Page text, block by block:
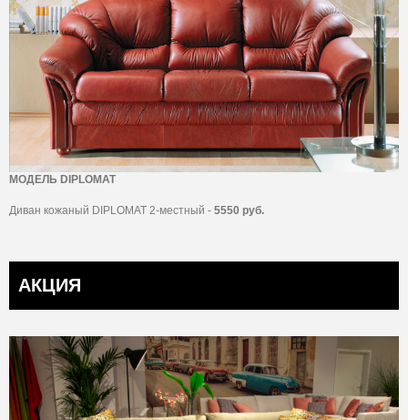
МОДЕЛЬ DIPLOMAT
Диван кожаный DIPLOMAT 2-местный - 5550 руб.
АКЦИЯ